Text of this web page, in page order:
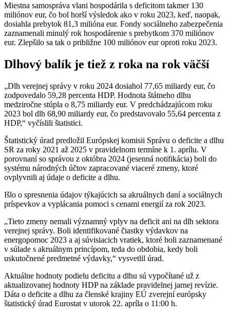
Miestna samospráva vlani hospodárila s deficitom takmer 130
miliónov eur, čo bol horší výsledok ako v roku 2023, keď, naopak,
dosiahla prebytok 81,3 milióna eur. Fondy sociálneho zabezpečenia
zaznamenali minulý rok hospodárenie s prebytkom 370 miliónov
eur. Zlepšilo sa tak o približne 100 miliónov eur oproti roku 2023.
Dlhový balík je tiež z roka na rok väčší
„Dlh verejnej správy v roku 2024 dosiahol 77,65 miliardy eur, čo
zodpovedalo 59,28 percenta HDP. Hodnota štátneho dlhu
medziročne stúpla o 8,75 miliardy eur. V predchádzajúcom roku
2023 bol dlh 68,90 miliardy eur, čo predstavovalo 55,64 percenta z
HDP,“ vyčíslili štatistici.
Štatistický úrad predložil Európskej komisii Správu o deficite a dlhu
SR za roky 2021 až 2025 v pravidelnom termíne k 1. aprílu. V
porovnaní so správou z októbra 2024 (jesenná notifikácia) boli do
systému národných účtov zapracované viaceré zmeny, ktoré
ovplyvnili aj údaje o deficite a dlhu.
Išlo o spresnenia údajov týkajúcich sa akruálnych daní a sociálnych
príspevkov a vyplácania pomoci s cenami energií za rok 2023.
„Tieto zmeny nemali významný vplyv na deficit ani na dlh sektora
verejnej správy. Boli identifikované čiastky výdavkov na
energopomoc 2023 a aj súvisiacich vratiek, ktoré boli zaznamenané
v súlade s akruálnym princípom, teda do obdobia, kedy boli
uskutočnené predmetné výdavky,“ vysvetlil úrad.
Aktuálne hodnoty podielu deficitu a dlhu sú vypočítané už z
aktualizovanej hodnoty HDP na základe pravidelnej jarnej revízie.
Dáta o deficite a dlhu za členské krajiny EÚ zverejní európsky
štatistický úrad Eurostat v utorok 22. apríla o 11:00 h.